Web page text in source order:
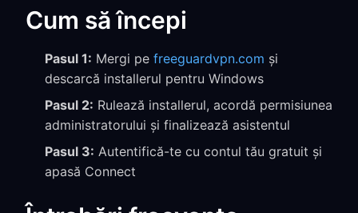
Cum să începi
Pasul 1: Mergi pe freeguardvpn.com și
descarcă installerul pentru Windows
Pasul 2: Rulează installerul, acordă permisiunea
administratorului și finalizează asistentul
Pasul 3: Autentifică-te cu contul tău gratuit și
apasă Connect